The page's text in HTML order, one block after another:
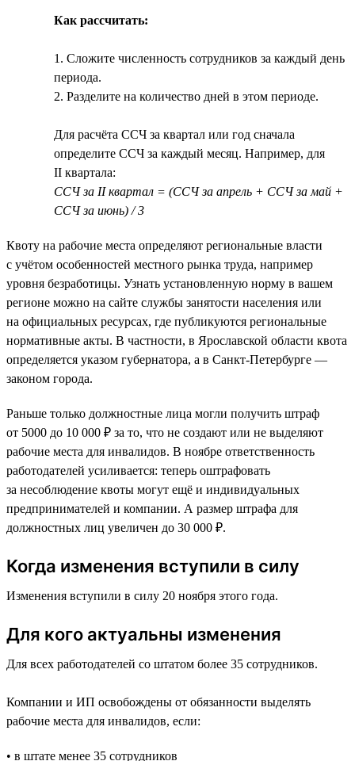
Как рассчитать:
1. Сложите численность сотрудников за каждый день
периода.
2. Разделите на количество дней в этом периоде.
Для расчёта ССЧ за квартал или год сначала
определите ССЧ за каждый месяц. Например, для
II квартала:
ССЧ за II квартал = (ССЧ за апрель + ССЧ за май +
ССЧ за июнь) / 3
Квоту на рабочие места определяют региональные власти
с учётом особенностей местного рынка труда, например
уровня безработицы. Узнать установленную норму в вашем
регионе можно на сайте службы занятости населения или
на официальных ресурсах, где публикуются региональные
нормативные акты. В частности, в Ярославской области квота
определяется указом губернатора, а в Санкт-Петербурге —
законом города.
Раньше только должностные лица могли получить штраф
от 5000 до 10 000 ₽ за то, что не создают или не выделяют
рабочие места для инвалидов. В ноябре ответственность
работодателей усиливается: теперь оштрафовать
за несоблюдение квоты могут ещё и индивидуальных
предпринимателей и компании. А размер штрафа для
должностных лиц увеличен до 30 000 ₽.
Когда изменения вступили в силу
Изменения вступили в силу 20 ноября этого года.
Для кого актуальны изменения
Для всех работодателей со штатом более 35 сотрудников.
Компании и ИП освобождены от обязанности выделять
рабочие места для инвалидов, если:
• в штате менее 35 сотрудников